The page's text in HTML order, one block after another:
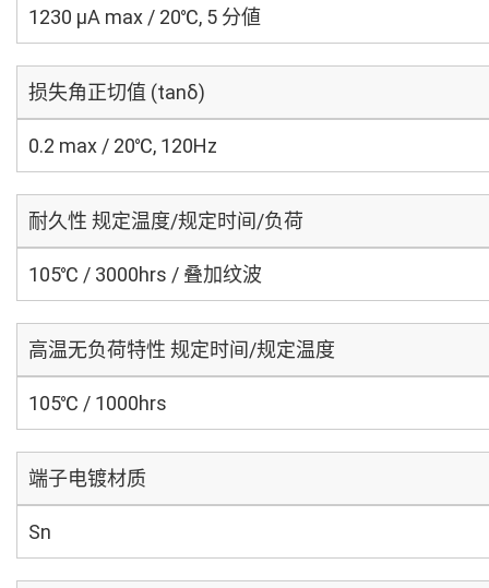
1230 μA max / 20℃, 5 分値
损失角正切值 (tanδ)
0.2 max / 20℃, 120Hz
耐久性 规定温度/规定时间/负荷
105℃ / 3000hrs / 叠加纹波
高温无负荷特性 规定时间/规定温度
105℃ / 1000hrs
端子电镀材质
Sn